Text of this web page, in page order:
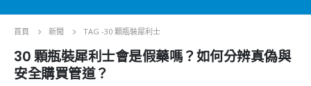
首頁 新聞 TAG -30 顆瓶裝犀利士
30 顆瓶裝犀利士會是假藥嗎？如何分辨真偽與
安全購買管道？